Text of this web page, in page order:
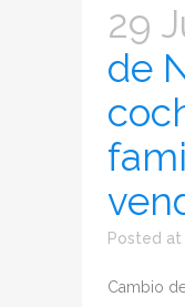
29
de
Posted at
Cambio